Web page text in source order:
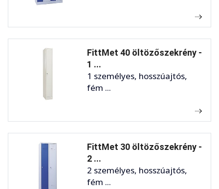
FittMet 40 öltözőszekrény -
1 ...
1 személyes, hosszúajtós,
fém ...
FittMet 30 öltözőszekrény -
2 ...
2 személyes, hosszúajtós,
fém ...